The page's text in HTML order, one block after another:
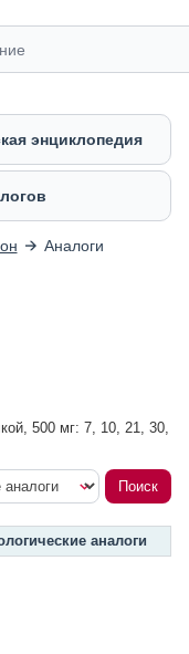
энциклопедия
Аналоги
500 мг: 7, 10, 21, 30,
аналоги